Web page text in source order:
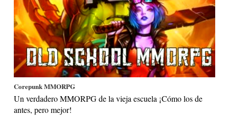
Corepunk MMORPG
Un verdadero MMORPG de la vieja escuela ¡Cómo los de
antes, pero mejor!